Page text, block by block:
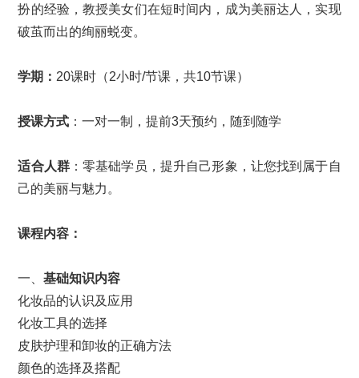
扮的经验，教授美女们在短时间内，成为美丽达人，实现
破茧而出的绚丽蜕变。
学期： 20课时（2小时/节课，共10节课）
授课方式 ：一对一制，提前3天预约，随到随学
适合人群：零基础学员，提升自己形象，让您找到属于自
己的美丽与魅力。
课程内容 ：
一、基础知识内容
化妆品的认识及应用
化妆工具的选择
皮肤护理和卸妆的正确方法
颜色的选择及搭配